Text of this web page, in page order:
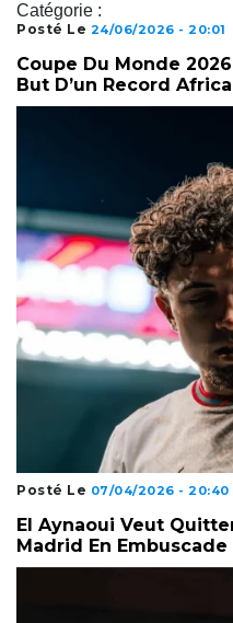
Catégorie :
Posté Le 24/06/2026 - 20:01
Coupe Du Monde
But D’un Record
Posté Le 07/04/2026 - 20:40
El Aynaoui Veut
Madrid En Embuscade